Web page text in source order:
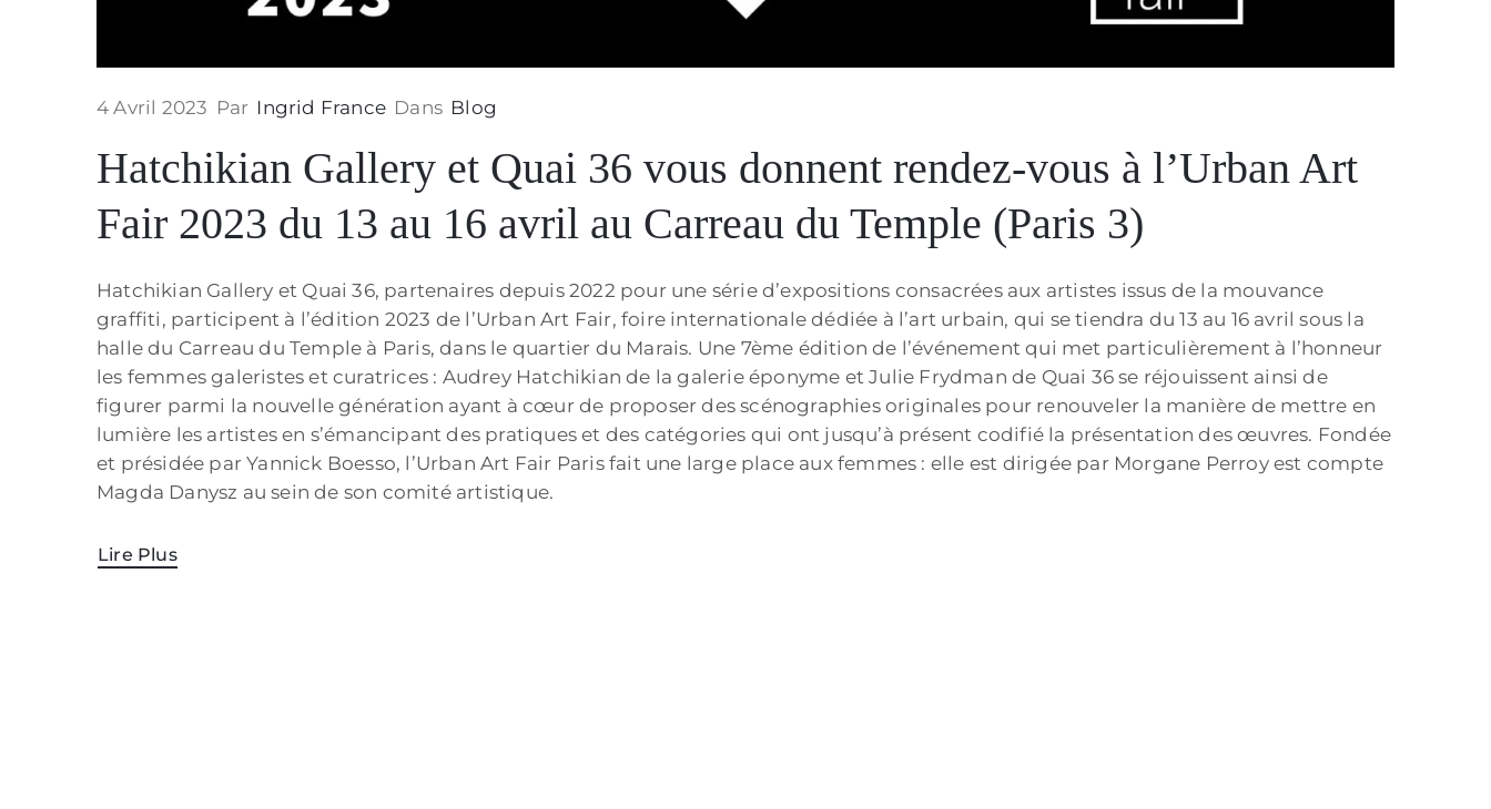
4 Avril 2023 Par Ingrid France Dans Blog
Hatchikian Gallery et Quai 36 vous donnent rendez-vous à l’Urban Art
Fair 2023 du 13 au 16 avril au Carreau du Temple (Paris 3)
Hatchikian Gallery et Quai 36, partenaires depuis 2022 pour une série d’expositions consacrées aux artistes issus de la mouvance
graffiti, participent à l’édition 2023 de l’Urban Art Fair, foire internationale dédiée à l’art urbain, qui se tiendra du 13 au 16 avril sous la
halle du Carreau du Temple à Paris, dans le quartier du Marais. Une 7ème édition de l’événement qui met particulièrement à l’honneur
les femmes galeristes et curatrices : Audrey Hatchikian de la galerie éponyme et Julie Frydman de Quai 36 se réjouissent ainsi de
figurer parmi la nouvelle génération ayant à cœur de proposer des scénographies originales pour renouveler la manière de mettre en
lumière les artistes en s’émancipant des pratiques et des catégories qui ont jusqu’à présent codifié la présentation des œuvres. Fondée
et présidée par Yannick Boesso, l’Urban Art Fair Paris fait une large place aux femmes : elle est dirigée par Morgane Perroy est compte
Magda Danysz au sein de son comité artistique.
Lire Plus